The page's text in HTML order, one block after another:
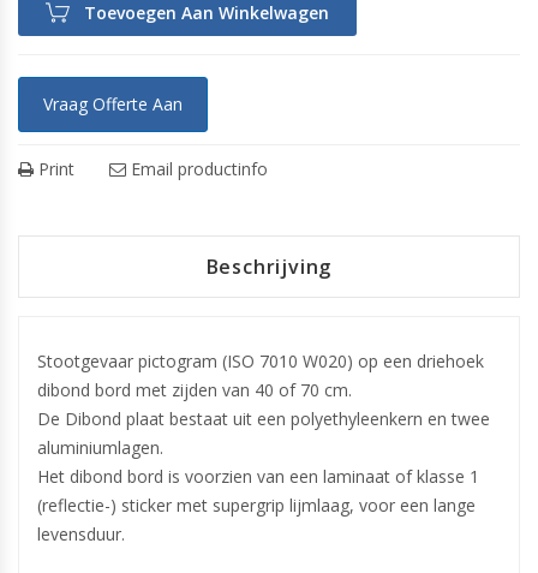
Toevoegen Aan Winkelwagen
Vraag Offerte Aan
Print Email productinfo
Beschrijving
Stootgevaar pictogram (ISO 7010 W020) op een driehoek
dibond bord met zijden van 40 of 70 cm.
De Dibond plaat bestaat uit een polyethyleenkern en twee
aluminiumlagen.
Het dibond bord is voorzien van een laminaat of klasse 1
(reflectie-) sticker met supergrip lijmlaag, voor een lange
levensduur.